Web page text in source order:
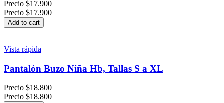
Precio $17.900
Precio $17.900
Add to cart
Vista rápida
Pantalón Buzo Niña Hb, Tallas S a XL
Precio $18.800
Precio $18.800